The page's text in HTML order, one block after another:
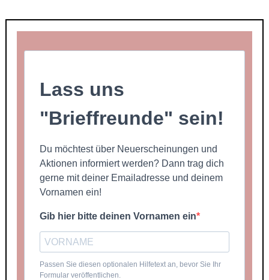
Lass uns
"Brieffreunde" sein!
Du möchtest über Neuerscheinungen und
Aktionen informiert werden? Dann trag dich
gerne mit deiner Emailadresse und deinem
Vornamen ein!
Gib hier bitte deinen Vornamen ein
Passen Sie diesen optionalen Hilfetext an, bevor Sie Ihr
Formular veröffentlichen.